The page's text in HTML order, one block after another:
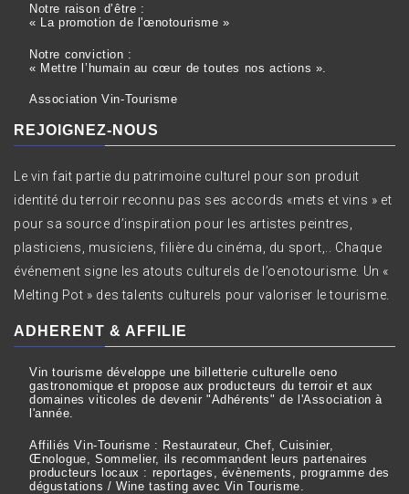
Notre raison d’être :
« La promotion de l'œnotourisme »
Notre conviction :
« Mettre l’humain au cœur de toutes nos actions ».
Association Vin-Tourisme
REJOIGNEZ-NOUS
Le vin fait partie du patrimoine culturel pour son produit
identité du terroir reconnu pas ses accords «mets et vins » et
pour sa source d’inspiration pour les artistes peintres,
plasticiens, musiciens, filière du cinéma, du sport,.. Chaque
événement signe les atouts culturels de l’oenotourisme. Un «
Melting Pot » des talents culturels pour valoriser le tourisme.
ADHERENT & AFFILIE
Vin tourisme développe une billetterie culturelle oeno
gastronomique et propose aux producteurs du terroir et aux
domaines viticoles de devenir "Adhérents" de l'Association à
l'année.
Affiliés Vin-Tourisme : Restaurateur, Chef, Cuisinier,
Œnologue, Sommelier, ils recommandent leurs partenaires
producteurs locaux : reportages, évènements, programme des
dégustations / Wine tasting avec Vin Tourisme.